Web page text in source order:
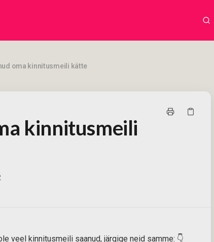
oma kinnitusmeili kätte
kinnitusmeili
veel kinnitusmeili saanud, järgige neid samme: 👇